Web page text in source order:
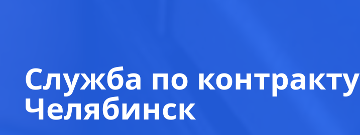
Служба по контракту
Челябинск